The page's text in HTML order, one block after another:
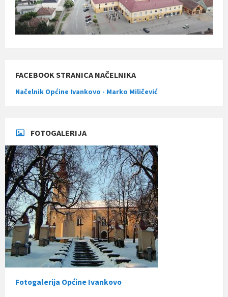
FACEBOOK STRANICA NAČELNIKA
Načelnik Općine Ivankovo - Marko Miličević
FOTOGALERIJA
Fotogalerija Općine Ivankovo